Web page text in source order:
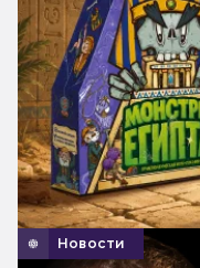
Новости